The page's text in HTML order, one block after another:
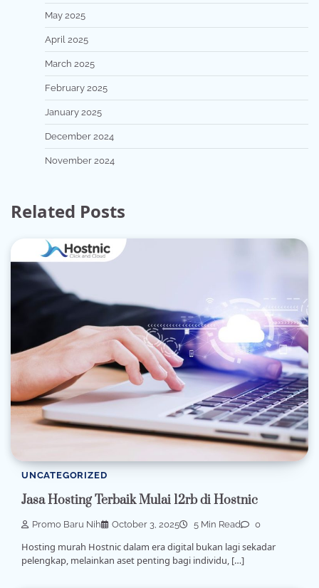
May 2025
April 2025
March 2025
February 2025
January 2025
December 2024
November 2024
Related Posts
UNCATEGORIZED
Jasa Hosting Terbaik Mulai 12rb di Hostnic
Promo Baru Nih October 3, 2025 5 Min Read 0
Hosting murah Hostnic dalam era digital bukan lagi sekadar
pelengkap, melainkan aset penting bagi individu, […]